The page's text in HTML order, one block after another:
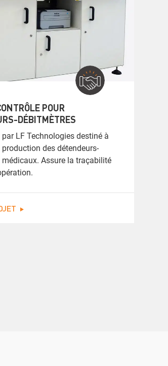
POUR
DÉBITMÈTRES
LF Technologies destiné à
des détendeurs-
Assure la traçabilité